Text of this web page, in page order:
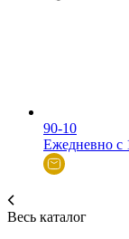
90-10
Ежедневно с
Весь каталог